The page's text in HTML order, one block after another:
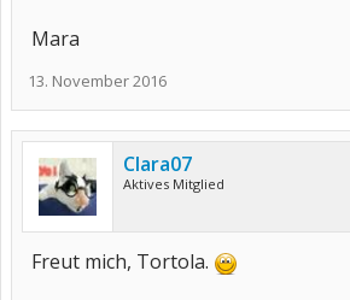
Mara
13. November 2016
Clara07
Aktives Mitglied
Freut mich, Tortola.